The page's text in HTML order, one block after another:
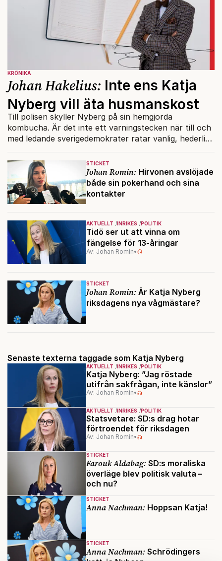
STICKET
Johan Romin: Hirvonen avslöjade
både sin pokerhand och sina
kontakter
AKTUELLT INRIKES POLITIK
Tidö ser ut att vinna om
fängelse för 13-åringar
Av: Johan Romin•
STICKET
Johan Romin: Är Katja Nyberg
riksdagens nya vågmästare?
KRÖNIKA
Johan Hakelius: Inte ens Katja
Nyberg vill äta husmanskost
Till polisen skyller Nyberg på sin hemgjorda
kombucha. Är det inte ett varningstecken när till och
med ledande sverigedemokrater ratar vanlig, hederlig
Senaste texterna taggade som Katja Nyberg
AKTUELLT INRIKES POLITIK
Katja Nyberg: ”Jag röstade
utifrån sakfrågan, inte känslor”
Av: Johan Romin•
AKTUELLT INRIKES POLITIK
Statsvetare: SD:s drag hotar
förtroendet för riksdagen
Av: Johan Romin•
STICKET
Farouk Aldabag: SD:s moraliska
överläge blev politisk valuta –
och nu?
STICKET
Anna Nachman: Hoppsan Katja!
STICKET
Anna Nachman: Schrödingers